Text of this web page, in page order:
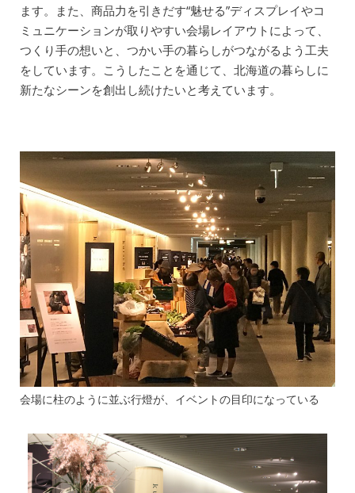
ます。また、商品力を引きだす“魅せる”ディスプレイやコ
ミュニケーションが取りやすい会場レイアウトによって、
つくり手の想いと、つかい手の暮らしがつながるよう工夫
をしています。こうしたことを通じて、北海道の暮らしに
新たなシーンを創出し続けたいと考えています。
会場に柱のように並ぶ行燈が、イベントの目印になっている